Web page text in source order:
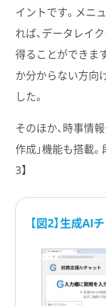
イントです。メニ
れば、データレイ
得ることができま
か分からない方向
した。
そのほか、時事情
作成」機能も搭載
3】
【図2】生成AI